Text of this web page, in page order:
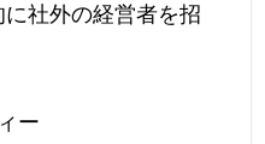
に社外の経営者を招
ー